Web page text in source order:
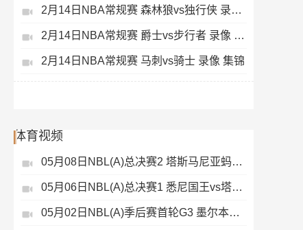
2月14日NBA常规赛 森林狼vs独行侠 录像 集锦
2月14日NBA常规赛 爵士vs步行者 录像 集锦
2月14日NBA常规赛 马刺vs骑士 录像 集锦
体育视频
05月08日NBL(A)总决赛2 塔斯马尼亚蚂蚁vs悉尼国王 录像
05月06日NBL(A)总决赛1 悉尼国王vs塔斯马尼亚蚂蚁 全场录像
05月02日NBL(A)季后赛首轮G3 墨尔本联 - 塔斯马尼亚蚂蚁 录像集锦